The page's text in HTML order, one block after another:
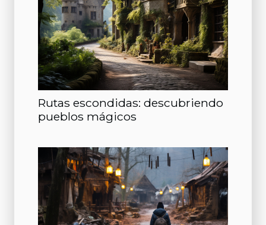
Rutas escondidas: descubriendo
pueblos mágicos